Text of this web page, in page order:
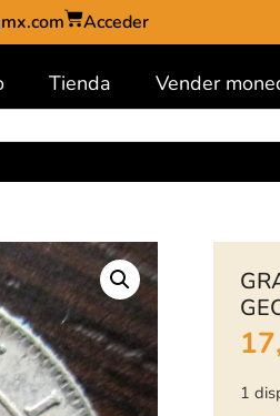
Acceder
Tienda Vender
1